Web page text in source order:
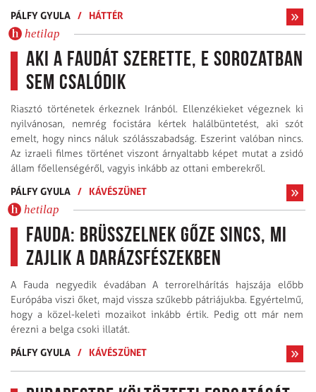
PÁLFY GYULA / HÁTTÉR
hetilap
Aki a Faudát szerette, e sorozatban
sem csalódik
Riasztó történetek érkeznek Iránból. Ellenzékieket végeznek ki
nyilvánosan, nemrég focistára kértek halálbüntetést, aki szót
emelt, hogy nincs náluk szólásszabadság. Eszerint valóban nincs.
Az izraeli filmes történet viszont árnyaltabb képet mutat a zsidó
állam főellenségéről, vagyis inkább az ottani emberekről.
PÁLFY GYULA / KÁVÉSZÜNET
hetilap
Fauda: Brüsszelnek gőze sincs, mi
zajlik a darázsfészekben
A Fauda negyedik évadában A terrorelhárítás hajszája előbb
Európába viszi őket, majd vissza szűkebb pátriájukba. Egyértelmű,
hogy a közel-keleti mozaikot inkább értik. Pedig ott már nem
érezni a belga csoki illatát.
PÁLFY GYULA / KÁVÉSZÜNET